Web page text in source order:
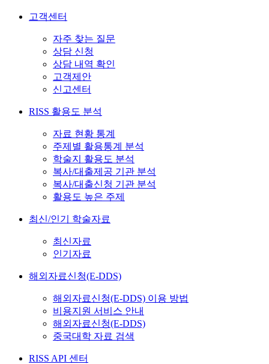
고객센터
자주 찾는 질문
상담 신청
상담 내역 확인
고객제안
신고센터
RISS 활용도 분석
자료 현황 통계
주제별 활용통계 분석
학술지 활용도 분석
복사/대출제공 기관 분석
복사/대출신청 기관 분석
활용도 높은 주제
최신/인기 학술자료
최신자료
인기자료
해외자료신청(E-DDS)
해외자료신청(E-DDS) 이용 방법
비용지원 서비스 안내
해외자료신청(E-DDS)
중국대학 자료 검색
RISS API 센터